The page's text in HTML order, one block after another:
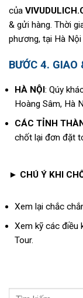
của
& gửi hàng. Thời
phương, tại Hà
BƯỚC 4. GIAO
HÀ NỘI: Qúy
Hoàng Sâm, Hà
CÁC TỈNH
chốt lại đơn đặt
► CHÚ Ý KHI
Xem lại chắc
Xem kỹ các điều
Tour.